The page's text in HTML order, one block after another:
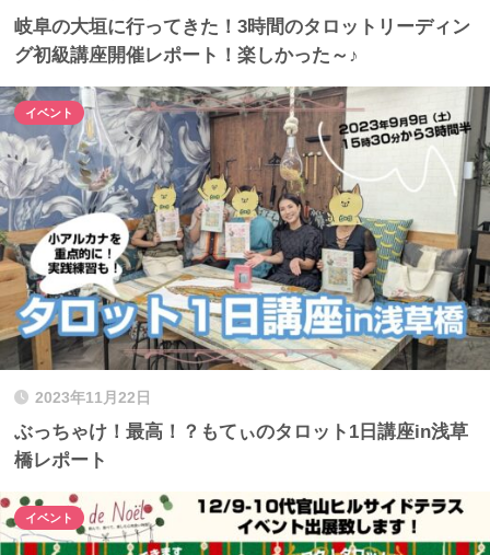
岐阜の大垣に行ってきた！3時間のタロットリーディン
グ初級講座開催レポート！楽しかった～♪
2023年11月22日
ぶっちゃけ！最高！？もてぃのタロット1日講座in浅草
橋レポート
イベント
イベント